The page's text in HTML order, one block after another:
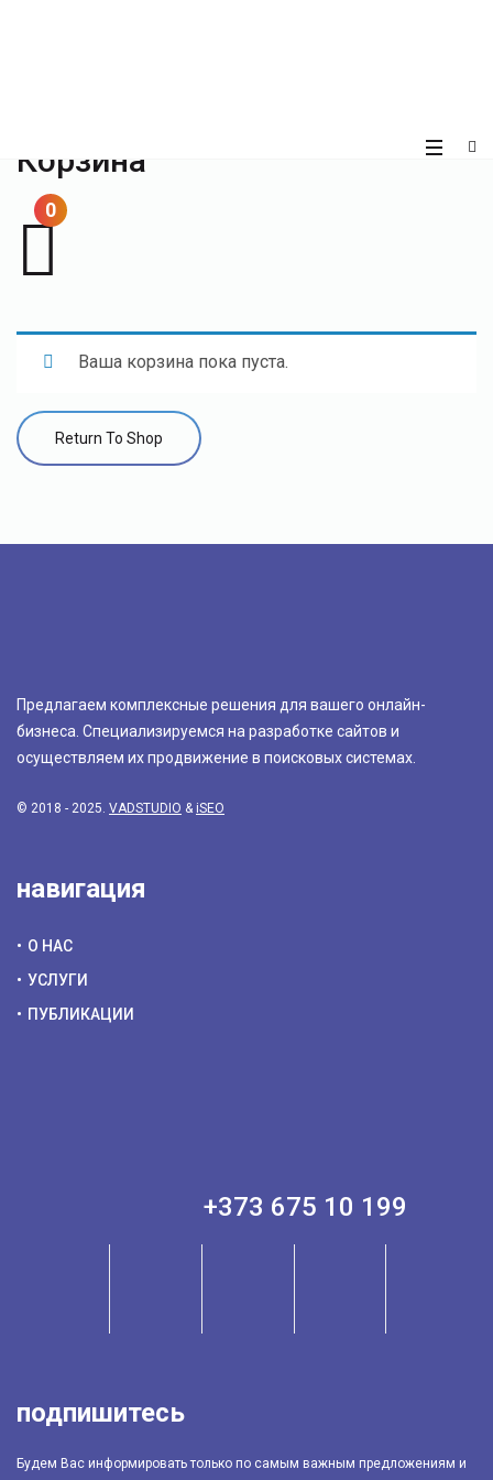
Корзина
0
Ваша корзина пока пуста.
Return To Shop
Предлагаем комплексные решения для вашего онлайн-
бизнеса. Специализируемся на разработке сайтов и
осуществляем их продвижение в поисковых системах.
© 2018 - 2025. VADSTUDIO & iSEO
навигация
О НАС
УСЛУГИ
ПУБЛИКАЦИИ
+373 675 10 199
подпишитесь
Будем Вас информировать только по самым важным предложениям и